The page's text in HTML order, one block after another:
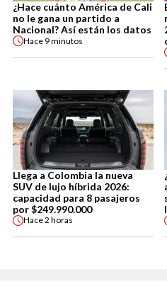
¿Hace cuánto América de Cali
no le gana un partido a
Nacional? Así están los datos
Hace 9 minutos
Llega a Colombia la nueva
SUV de lujo híbrida 2026:
capacidad para 8 pasajeros
por $249.990.000
Hace2 horas